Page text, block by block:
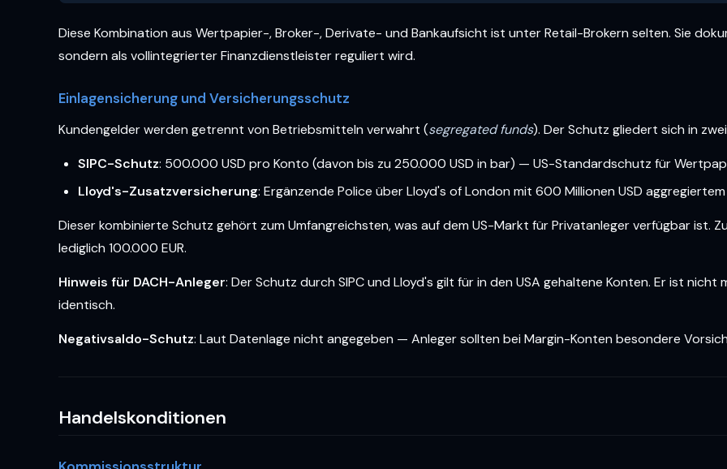
Diese Kombination aus Wertpapier-, Broker-, Derivate- und Bankaufsicht ist unter Retail-Brokern selten. Sie
sondern als vollintegrierter Finanzdienstleister reguliert wird.
Einlagensicherung und Versicherungsschutz
Kundengelder werden getrennt von Betriebsmitteln verwahrt (segregated funds). Der Schutz gliedert sich in
SIPC-Schutz: 500.000 USD pro Konto (davon bis zu 250.000 USD in bar) — US-Standardschutz für
Lloyd's-Zusatzversicherung: Ergänzende Police über Lloyd's of London mit 600 Millionen USD
Dieser kombinierte Schutz gehört zum Umfangreichsten, was auf dem US-Markt für Privatanleger verfügbar ist.
lediglich 100.000 EUR.
Hinweis für DACH-Anleger: Der Schutz durch SIPC und Lloyd's gilt für in den USA gehaltene Konten. Er ist
identisch.
Negativsaldo-Schutz: Laut Datenlage nicht angegeben — Anleger sollten bei Margin-Konten besondere
Handelskonditionen